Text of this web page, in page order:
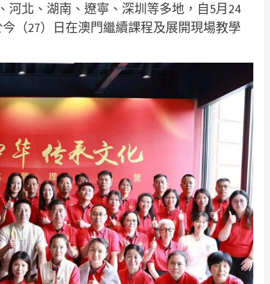
河北、湖南、遼寧、深圳等多地，自5月24
（27）日在澳門繼續課程及展開現場教學